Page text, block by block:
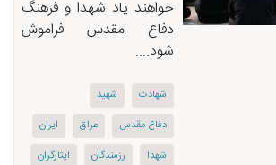
خواهند یاد شهدا و فرهنگ
دفاع مقدس فراموش
شود....
شهادت
شهید
دفاع مقدس
عراق
ایران
شهدا
رزمندگان
ایثارگران